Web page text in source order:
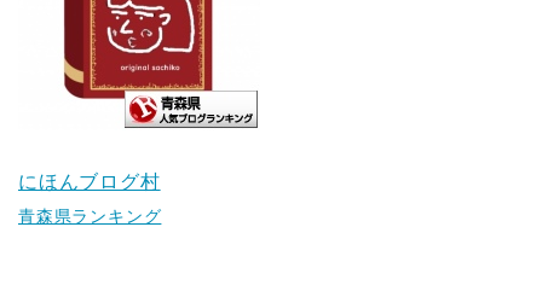
にほんブログ村
青森県ランキング